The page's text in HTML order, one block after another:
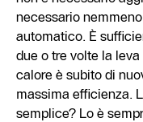
necessario
automatico. È
due o tre volte la
calore è subito di
massima efficienza.
semplice? Lo è